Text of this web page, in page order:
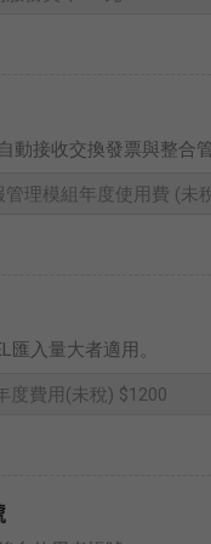
動接收交換發票與整合
匯入量大者適用。